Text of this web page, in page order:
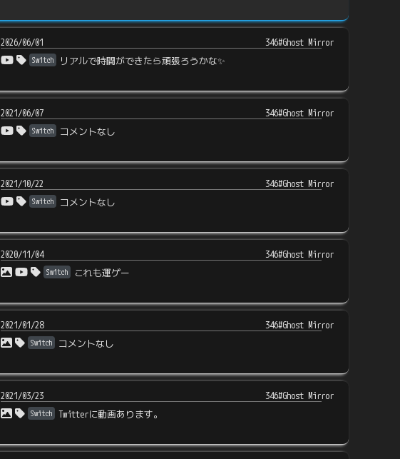
2026/06/01 346#Ghost Mirror
Switch リアルで時間ができたら頑張ろうかな✨
2021/06/07 346#Ghost Mirror
Switch コメントなし
2021/10/22 346#Ghost Mirror
Switch コメントなし
2020/11/04 346#Ghost Mirror
Switch これも運ゲー
2021/01/28 346#Ghost Mirror
Switch コメントなし
2021/03/23 346#Ghost Mirror
Switch Twitterに動画あります。